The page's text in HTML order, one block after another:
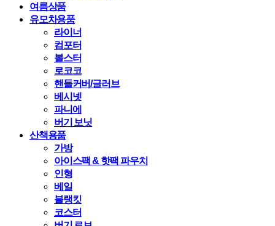
여름상품
유모차용품
라이너
컴포터
볼스터
로코코
핸들커버/글러브
베시넷
파니에
버기 보닛
산책용품
가방
아이스팩 & 핫팩 파우치
인형
베일
블랭킷
코스터